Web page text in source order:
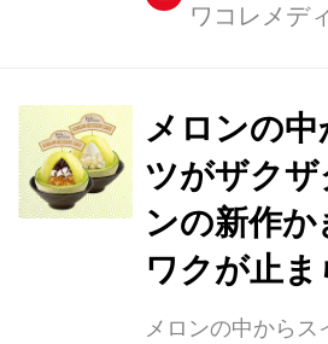
(月)より『マンゴ
HARAJUKU、福
TENJIN、仙台・
日本国内3店舗に
7月31日(月)まで
る『マンゴーフェ
ーたっぷりの定番
チーズソルビン』
ワコレメデ
メロンの
ツがザク
ンの新作か
ワクが止
メロンの中から